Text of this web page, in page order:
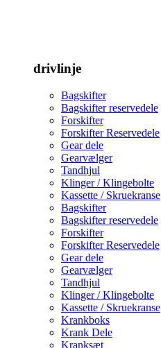
drivlinje
Bagskifter
Bagskifter reservedele
Forskifter
Forskifter Reservedele
Gear dele
Gearvælger
Tandhjul
Klinger / Klingebolte
Kassette / Skruekranse
Bagskifter
Bagskifter reservedele
Forskifter
Forskifter Reservedele
Gear dele
Gearvælger
Tandhjul
Klinger / Klingebolte
Kassette / Skruekranse
Krankboks
Krank Dele
Kranksæt